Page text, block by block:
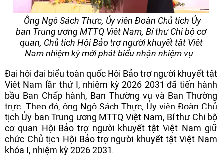
Ông Ngô Sách Thực, Ủy viên Đoàn Chủ tịch Ủy
ban Trung ương MTTQ Việt Nam, Bí thư Chi bộ cơ
quan, Chủ tịch Hội Bảo trợ người khuyết tật Việt
Nam nhiệm kỳ mới phát biểu nhận nhiệm vụ
Đại hội đại biểu toàn quốc Hội Bảo trợ người khuyết tật
Việt Nam lần thứ I, nhiệm kỳ 2026 2031 đã tiến hành
bầu Ban Chấp hành, Ban Thường vụ và Ban Thường
trực. Theo đó, ông Ngô Sách Thực, Ủy viên Đoàn Chủ
tịch Ủy ban Trung ương MTTQ Việt Nam, Bí thư Chi bộ
cơ quan Hội Bảo trợ người khuyết tật Việt Nam giữ
chức Chủ tịch Hội Bảo trợ người khuyết tật Việt Nam
khóa I, nhiệm kỳ 2026 2031.